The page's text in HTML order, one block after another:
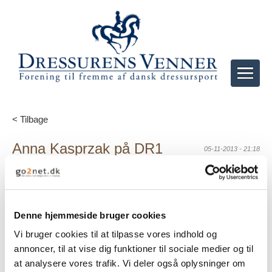
Denne hjemmeside bruger cookies
Vi bruger cookies til at tilpasse vores indhold og
annoncer, til at vise dig funktioner til sociale medier og til
at analysere vores trafik. Vi deler også oplysninger om
< Tilbage
Anna Kasprzak på DR1 05-11-2013 - 21:18
Søndag den 10. november kl. 22.10 viser DR1 et portræt af